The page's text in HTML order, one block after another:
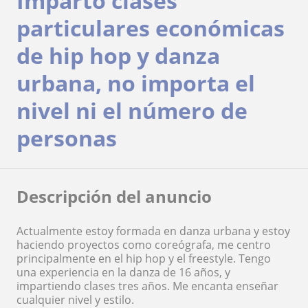
particulares económicas
de hip hop y danza
urbana, no importa el
nivel ni el número de
personas
Descripción del anuncio
Actualmente estoy formada en danza urbana y estoy
haciendo proyectos como coreógrafa, me centro
principalmente en el hip hop y el freestyle. Tengo
una experiencia en la danza de 16 años, y
impartiendo clases tres años. Me encanta enseñar
cualquier nivel y estilo.